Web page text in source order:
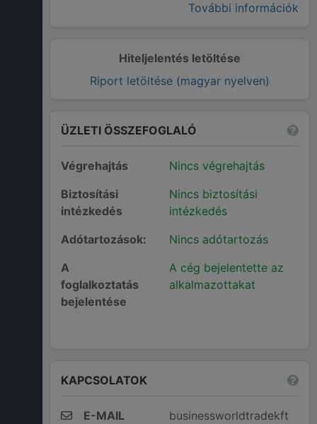
Hiteljelentés letöltése
Riport letöltése (magyar nyelven)
További információk
ÜZLETI ÖSSZEFOGLALÓ
Végrehajtás
Nincs végrehajtás
Biztosítási
intézkedés
Nincs biztosítási
intézkedés
Adótartozások:
Nincs adótartozás
A
foglalkoztatás
bejelentése
A cég bejelentette az
alkalmazottakat
KAPCSOLATOK
E-MAIL
businessworldtradekft